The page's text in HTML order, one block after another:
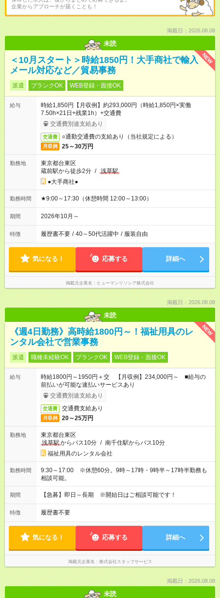
企業からアプローチが届くことも！
掲載日：2026.08.08
未読
NEW
＜10月スタート＞時給1850円！大手商社で輸入
メール対応など／貿易事務
派遣 ブランクOK WEB登録・面接OK
給与
時給1,850円【月収例】約293,000円（時給1,850円×実働
7.50h×21日+残業1h）+交通費
交通費別途支給あり
交通費 ○通勤交通費の支給あり（当社規定による）
月収例 25～30万円
勤務地
東京都台東区
蔵前駅から徒歩2分 / 浅草駅
●大手商社●
勤務時間 ★9:00～17:30（休憩時間 12:00～13:00）
期間 2026年10月～
特徴 履歴書不要 / 40～50代活躍中 / 服装自由
気になる！ 応募する 詳細へ
掲載元企業名 ヒューマンリソシア株式会社
掲載日：2026.08.08
未読
NEW
《週4日勤務》高時給1800円～！福祉用具のレ
ンタル会社で営業事務
派遣 職種未経験OK ブランクOK WEB登録・面接OK
給与
時給1800円～1950円＋交 【月収例】234,000円～ ■給与の
前払いが可能な速払いサービスあり
交通費別途支給あり
交通費 交通費支給あり
月収例 20～25万円
勤務地
東京都台東区
浅草駅からバス10分 / 南千住駅からバス10分
福祉用具のレンタル会社
勤務時間
9:30～17:00 ※休憩60分。9時～17時・9時半～17時半勤務も
相談可能。
期間 【急募】即日～長期 ※開始日はご相談可能です！
特徴 履歴書不要
気になる！ 応募する 詳細へ
掲載元企業名 株式会社スタッフサービス
掲載日：2026.08.08
未読